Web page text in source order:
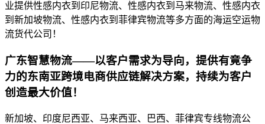
业提供性感内衣到印尼物流、性感内衣到马来物流、性感内衣
到新加坡物流、性感内衣到菲律宾物流等多方面的海运空运物
流货代公司！
广东智慧物流——以客户需求为导向，提供有竟争
力的东南亚跨境电商供应链解决方案，持续为客户
创造最大价值！
新加坡、印度尼西亚、马来西亚、巴西、菲律宾专线物流公